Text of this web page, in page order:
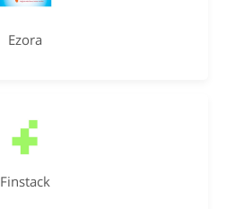
Ezora
Finstack